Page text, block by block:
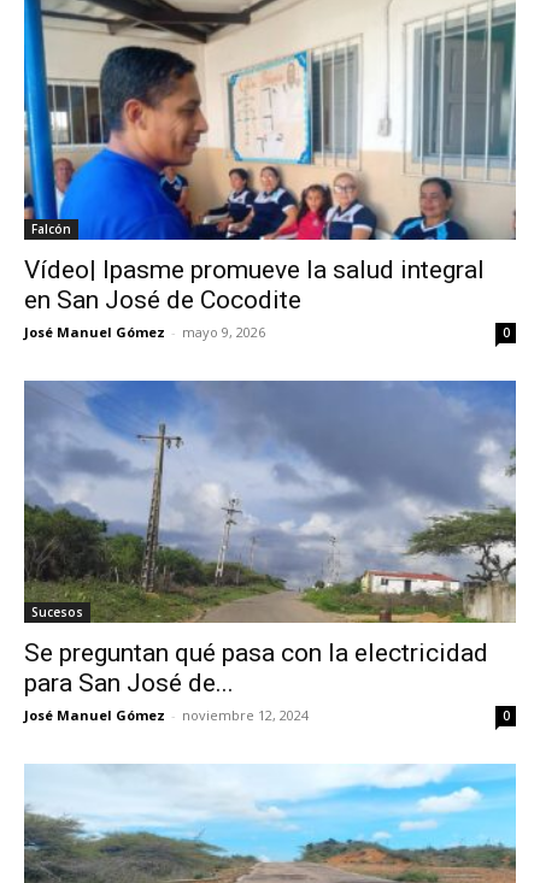
Falcón
Vídeo| Ipasme promueve la salud integral
en San José de Cocodite
José Manuel Gómez - mayo 9, 2026 0
Sucesos
Se preguntan qué pasa con la electricidad
para San José de...
José Manuel Gómez - noviembre 12, 2024 0